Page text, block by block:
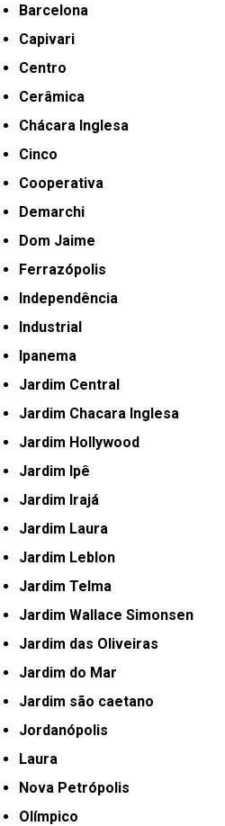
Barcelona
Capivari
Centro
Cerâmica
Chácara Inglesa
Cinco
Cooperativa
Demarchi
Dom Jaime
Ferrazópolis
Independência
Industrial
Ipanema
Jardim Central
Jardim Chacara Inglesa
Jardim Hollywood
Jardim Ipê
Jardim Irajá
Jardim Laura
Jardim Leblon
Jardim Telma
Jardim Wallace Simonsen
Jardim das Oliveiras
Jardim do Mar
Jardim são caetano
Jordanópolis
Laura
Nova Petrópolis
Olímpico